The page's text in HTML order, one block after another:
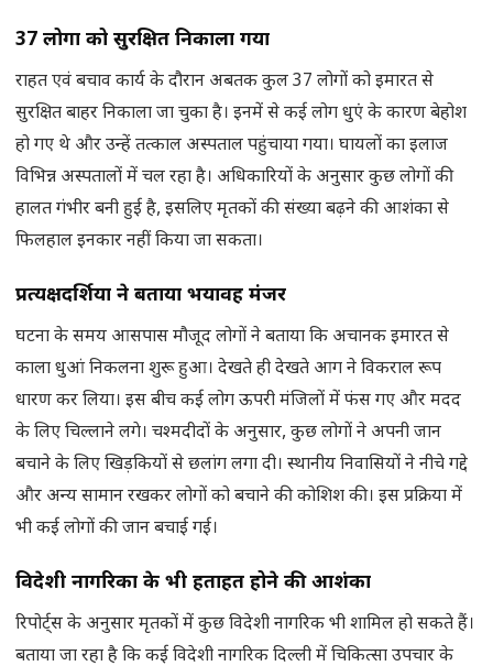
37 लोगों को सुरक्षित निकाला गया
राहत एवं बचाव कार्य के दौरान अबतक कुल 37 लोगों को इमारत से
सुरक्षित बाहर निकाला जा चुका है। इनमें से कई लोग धुएं के कारण बेहोश
हो गए थे और उन्हें तत्काल अस्पताल पहुंचाया गया। घायलों का इलाज
विभिन्न अस्पतालों में चल रहा है। अधिकारियों के अनुसार कुछ लोगों की
हालत गंभीर बनी हुई है, इसलिए मृतकों की संख्या बढ़ने की आशंका से
फिलहाल इनकार नहीं किया जा सकता।
प्रत्यक्षदर्शियों ने बताया भयावह मंजर
घटना के समय आसपास मौजूद लोगों ने बताया कि अचानक इमारत से
काला धुआं निकलना शुरू हुआ। देखते ही देखते आग ने विकराल रूप
धारण कर लिया। इस बीच कई लोग ऊपरी मंजिलों में फंस गए और मदद
के लिए चिल्लाने लगे। चश्मदीदों के अनुसार, कुछ लोगों ने अपनी जान
बचाने के लिए खिड़कियों से छलांग लगा दी। स्थानीय निवासियों ने नीचे गद्दे
और अन्य सामान रखकर लोगों को बचाने की कोशिश की। इस प्रक्रिया में
भी कई लोगों की जान बचाई गई।
विदेशी नागरिकों के भी हताहत होने की आशंका
रिपोर्ट्स के अनुसार मृतकों में कुछ विदेशी नागरिक भी शामिल हो सकते हैं।
बताया जा रहा है कि कई विदेशी नागरिक दिल्ली में चिकित्सा उपचार के